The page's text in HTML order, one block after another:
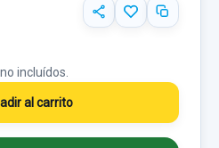
incluídos.
al carrito